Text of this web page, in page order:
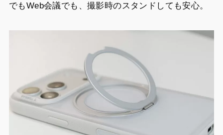
でもWeb会議でも、撮影時のスタンドしても安心。